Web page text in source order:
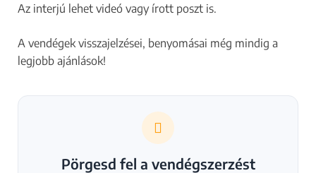
Az interjú lehet videó vagy írott poszt is.
A vendégek visszajelzései, benyomásai még mindig a
legjobb ajánlások!
Pörgesd fel a vendégszerzést